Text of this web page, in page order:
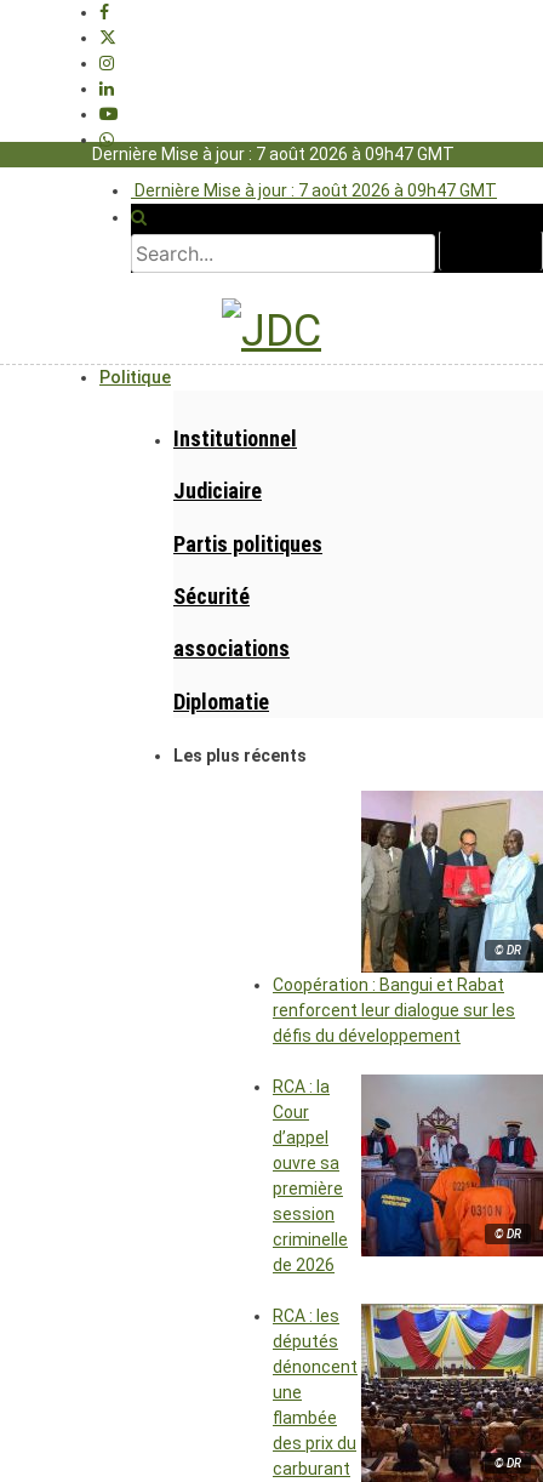
Dernière Mise à jour : 7 août 2026 à 09h47 GMT
Dernière Mise à jour : 7 août 2026 à 09h47 GMT
Politique
Institutionnel
Judiciaire
Partis politiques
Sécurité
associations
Diplomatie
Les plus récents
© DR
Coopération : Bangui et Rabat
renforcent leur dialogue sur les
défis du développement
© DR
RCA : la
Cour
d’appel
ouvre sa
première
session
criminelle
de 2026
© DR
RCA : les
députés
dénoncent
une
flambée
des prix du
carburant